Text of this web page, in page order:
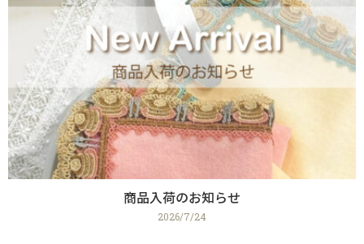
商品入荷のお知らせ
2026/7/24